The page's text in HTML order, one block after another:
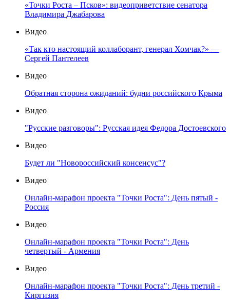
«Точки Роста – Псков»: видеоприветствие сенатора
Владимира Джабарова
Видео
«Так кто настоящий коллаборант, генерал Хомчак?» —
Сергей Пантелеев
Видео
Обратная сторона ожиданий: будни российского Крыма
Видео
"Русские разговоры": Русская идея Федора Достоевского
Видео
Будет ли "Новороссийский консенсус"?
Видео
Онлайн-марафон проекта "Точки Роста": День пятый -
Россия
Видео
Онлайн-марафон проекта "Точки Роста": День
четвертый - Армения
Видео
Онлайн-марафон проекта "Точки Роста": День третий -
Киргизия